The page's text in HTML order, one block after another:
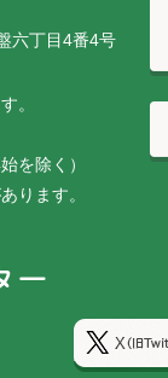
六丁目4番4号
。
を除く）
ります。